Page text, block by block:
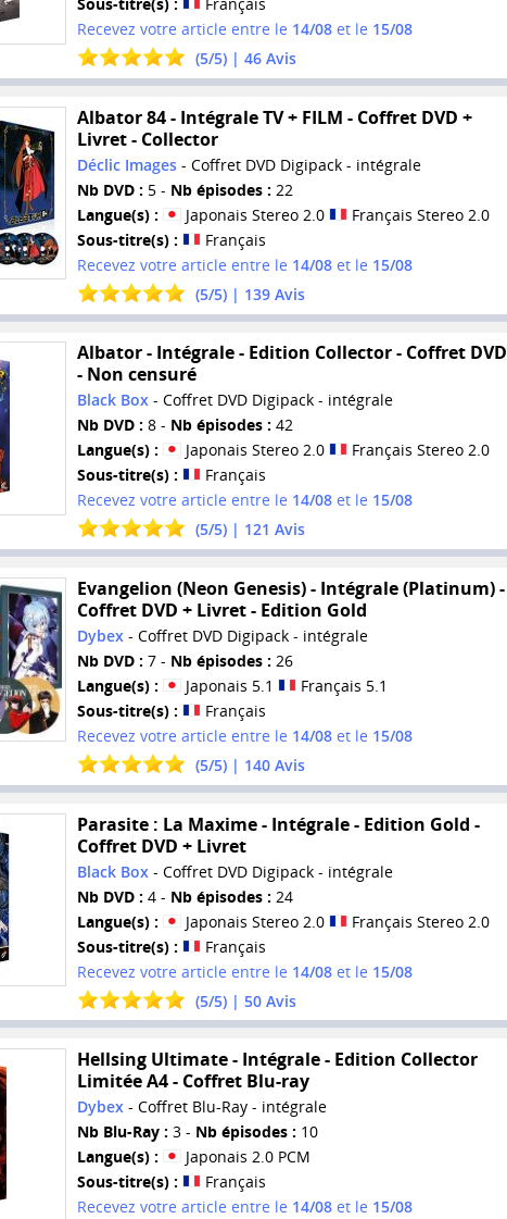
Recevez votre article entre le 14/08et le 15/08
(5/5) | 46Avis
Albator 84 - Intégrale TV + FILM - Coffret DVD +
Livret - Collector
Déclic Images- Coffret DVD Digipack - intégrale
Nb DVD : 5 - Nb épisodes : 22
Langue(s) :
Japonais Stereo 2.0
Français Stereo 2.0
Sous-titre(s) :
Français
Recevez votre article entre le 14/08et le 15/08
(5/5) | 139Avis
Albator - Intégrale - Edition Collector - Coffret DVD
- Non censuré
Black Box- Coffret DVD Digipack - intégrale
Nb DVD : 8 - Nb épisodes : 42
Langue(s) :
Japonais Stereo 2.0
Français Stereo 2.0
Sous-titre(s) :
Français
Recevez votre article entre le 14/08et le 15/08
(5/5) | 121 Avis
Evangelion (Neon Genesis) - Intégrale (Platinum) -
Coffret DVD + Livret - Edition Gold
Dybex- Coffret DVD Digipack - intégrale
Nb DVD : 7 - Nb épisodes : 26
Langue(s) :
Japonais 5.1
Français 5.1
Sous-titre(s) :
Français
Recevez votre article entre le 14/08et le 15/08
(5/5) | 140Avis
Parasite : La Maxime - Intégrale - Edition Gold -
Coffret DVD + Livret
Black Box - Coffret DVD Digipack - intégrale
Nb DVD : 4 - Nb épisodes : 24
Langue(s) :
Japonais Stereo 2.0
Français Stereo 2.0
Sous-titre(s) :
Français
Recevez votre article entre le 14/08et le 15/08
(5/5) | 50Avis
Hellsing Ultimate - Intégrale - Edition Collector
Limitée A4 - Coffret Blu-ray
Dybex- Coffret Blu-Ray - intégrale
Nb Blu-Ray : 3 - Nb épisodes : 10
Langue(s) :
Japonais 2.0 PCM
Sous-titre(s) :
Français
Recevez votre article entre le 14/08et le 15/08